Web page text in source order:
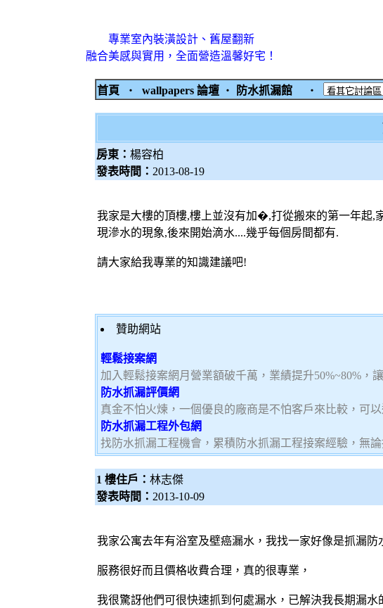
專業室內裝潢設計、舊屋翻新
融合美感與實用，全面營造溫馨好宅！
首頁 ‧ wallpapers 論壇 ‧ 防水抓漏館 ‧
房東： 楊容柏
發表時間： 2013-08-19
我家是大樓的頂樓,樓上並沒有加�,打從搬來的第一年起,
現滲水的現象,後來開始滴水....幾乎每個房間都有.
請大家給我專業的知識建議吧!
贊助網站
輕鬆接案網
加入輕鬆接案網月營業額破千萬，業績提升50%~80%，
防水抓漏評價網
真金不怕火煉，一個優良的廠商是不怕客戶來比較，可
防水抓漏工程外包網
找防水抓漏工程機會，累積防水抓漏工程接案經驗，無
1 樓住戶： 林志傑
發表時間： 2013-10-09
我家公寓去年有浴室及壁癌漏水，我找一家好像是抓漏防
服務很好而且價格收費合理，真的很專業，
我很驚訝他們可很快速抓到何處漏水，已解決我長期漏水